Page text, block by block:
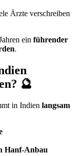
Ärzte verschreiben
ein führender
.
🔮
in Indien langsam
Hanf-Anbau